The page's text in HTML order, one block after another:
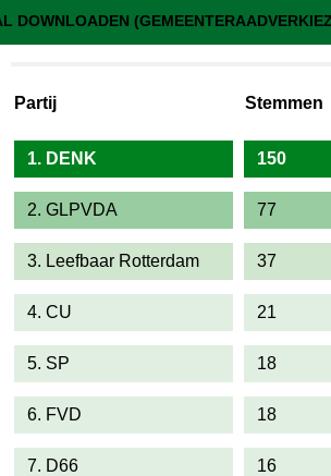
494 Breepleinkerk
DOWNLOADEN
Partij Stemmen
1. DENK 150
2. GLPVDA 77
3. Leefbaar Rotterdam 37
4. CU 21
5. SP 18
6. FVD 18
7. D66 16